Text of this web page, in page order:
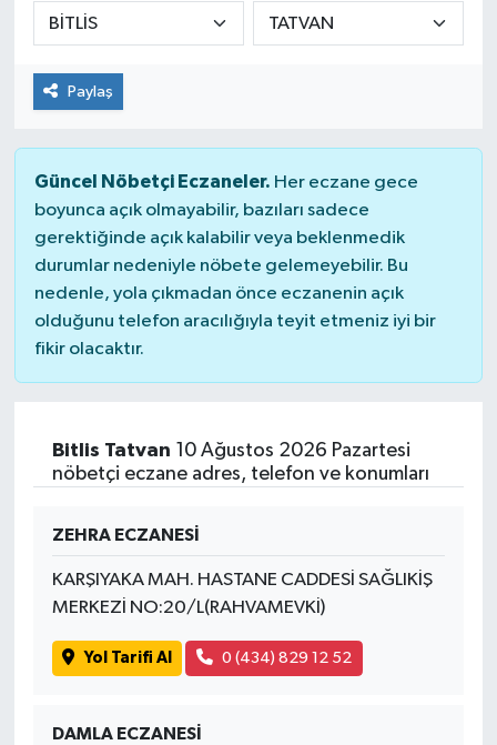
Paylaş
Güncel Nöbetçi Eczaneler. Her eczane gece
boyunca açık olmayabilir, bazıları sadece
gerektiğinde açık kalabilir veya beklenmedik
durumlar nedeniyle nöbete gelemeyebilir. Bu
nedenle, yola çıkmadan önce eczanenin açık
olduğunu telefon aracılığıyla teyit etmeniz iyi bir
fikir olacaktır.
Bitlis Tatvan 10 Ağustos 2026 Pazartesi
nöbetçi eczane adres, telefon ve konumları
ZEHRA ECZANESİ
KARŞIYAKA MAH. HASTANE CADDESİ SAĞLIKİŞ
MERKEZİ NO:20/L(RAHVAMEVKİ)
Yol Tarifi Al 0 (434) 829 12 52
DAMLA ECZANESİ
Dursunbey
Edremit
EĞİTİM
EKONOMİ
Erdek
Gömeç
Havran
KENT GÜNDEMİ
Kepsut